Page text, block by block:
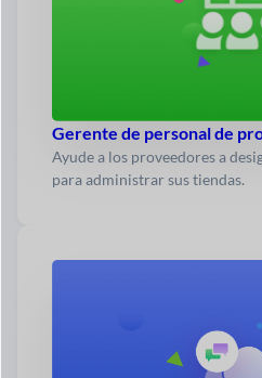
Gerente de personal de
Ayude a los proveedores a
para administrar sus tiendas.